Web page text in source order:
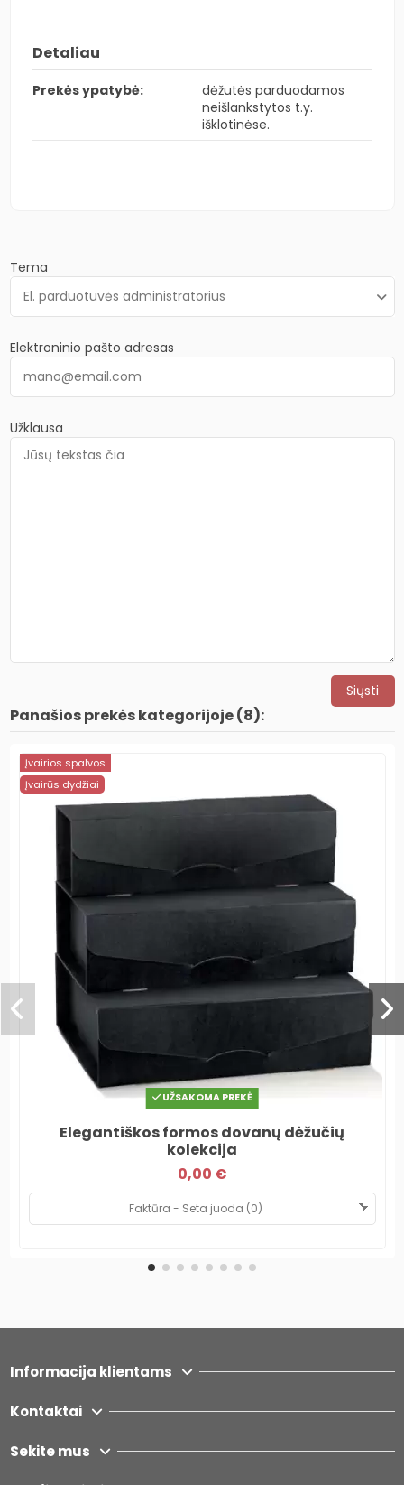
Detaliau
Prekės ypatybė:
dėžutės parduodamos
neišlankstytos t.y.
išklotinėse.
Tema
Elektroninio pašto adresas
Užklausa
Panašios prekės kategorijoje (8):
Įvairios spalvos
Įvairūs dydžiai
UŽSAKOMA PREKĖ
Elegantiškos formos dovanų dėžučių
kolekcija
0,00 €
Informacija klientams
Kontaktai
Sekite mus